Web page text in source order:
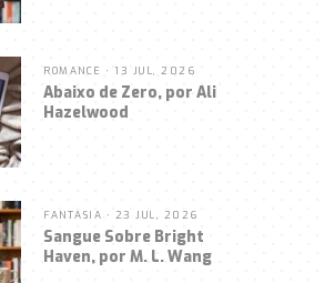
ROMANCE • 13 JUL, 2026
Abaixo de Zero, por Ali
Hazelwood
FANTASIA • 23 JUL, 2026
Sangue Sobre Bright
Haven, por M. L. Wang